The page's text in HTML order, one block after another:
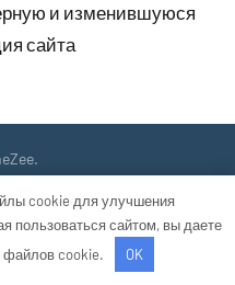
и изменившуюся
сайта
cookie для улучшения
пользоваться сайтом, вы даете
файлов cookie.
OK